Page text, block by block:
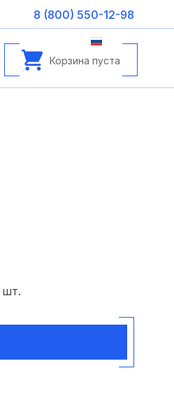
8 (800) 550-12-98
Корзина пуста
шт.